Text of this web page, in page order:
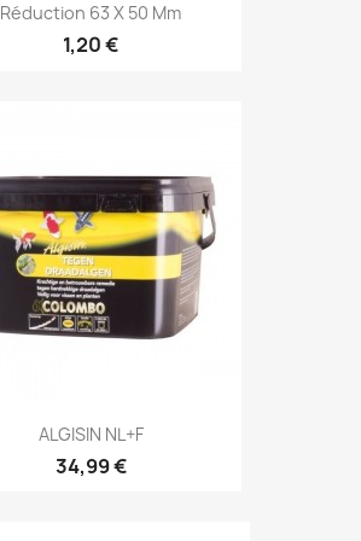
Réduction 63 X 50 Mm
1,20 €
ALGISIN NL+F
34,99 €